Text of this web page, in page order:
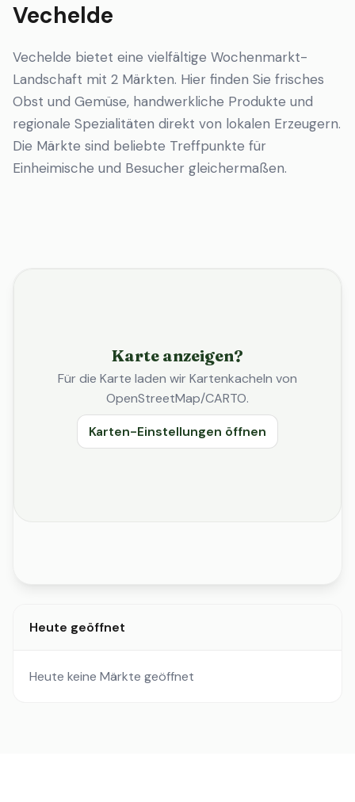
Vechelde
Vechelde bietet eine vielfältige Wochenmarkt-
Landschaft mit 2 Märkten. Hier finden Sie frisches
Obst und Gemüse, handwerkliche Produkte und
regionale Spezialitäten direkt von lokalen Erzeugern.
Die Märkte sind beliebte Treffpunkte für
Einheimische und Besucher gleichermaßen.
Karte anzeigen?
Für die Karte laden wir Kartenkacheln von
OpenStreetMap/CARTO.
Karten-Einstellungen öffnen
Heute geöffnet
Heute keine Märkte geöffnet